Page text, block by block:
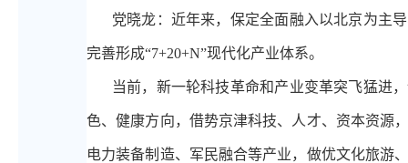
党晓龙：近年来，保定全面融入以北京为主
完善形成“7+20+N”现代化产业体系。
当前，新一轮科技革命和产业变革突飞猛进
色、健康方向，借势京津科技、人才、资本资源
电力装备制造、军民融合等产业，做优文化旅游